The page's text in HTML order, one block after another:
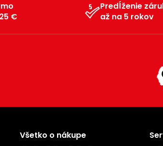
€
Predĺženie
až na 5 rokov
Všetko o nákupe